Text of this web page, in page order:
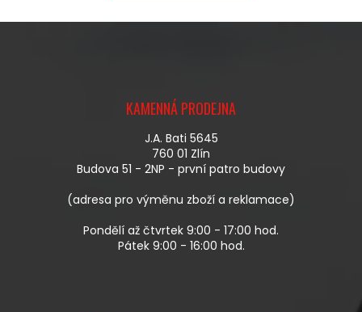
KAMENNÁ PRODEJNA
J.A. Bati 5645
760 01 Zlín
Budova 51 - 2NP - první patro budovy
(adresa pro výměnu zboží a reklamace)
Pondělí až čtvrtek 9:00 - 17:00 hod.
Pátek 9:00 - 16:00 hod.